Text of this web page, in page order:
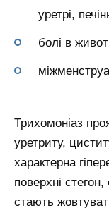
уретрі,
болі в
Трихомоніаз
уретриту,
характерна
поверхні
стають